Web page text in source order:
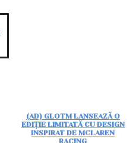
(AD) GLOTM LANSEAZĂ O
EDIȚIE LIMITATĂ CU DESIGN
INSPIRAT DE MCLAREN